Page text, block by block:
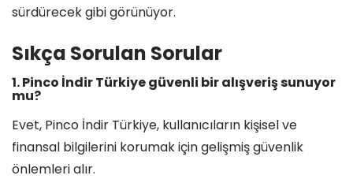
sürdürecek gibi görünüyor.
Sıkça Sorulan Sorular
1. Pinco İndir Türkiye güvenli bir alışveriş sunuyor
mu?
Evet, Pinco İndir Türkiye, kullanıcıların kişisel ve
finansal bilgilerini korumak için gelişmiş güvenlik
önlemleri alır.